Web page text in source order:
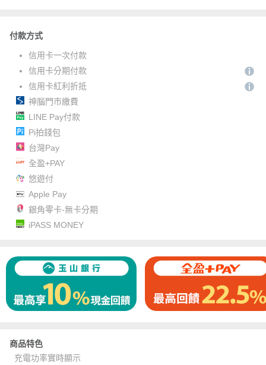
付款方式
信用卡一次付款
信用卡分期付款
信用卡紅利折抵
神腦門市繳費
LINE Pay付款
Pi拍錢包
台灣Pay
全盈+PAY
悠遊付
Apple Pay
銀角零卡-無卡分期
iPASS MONEY
商品特色
充電功率實時顯示